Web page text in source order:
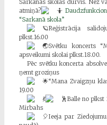
Sarkanās skolas durvis. Nez
atmiņā?
“Sarkanā skola”
Reģistrācija
plkst.16.00
Svētku koncerts
apsveikumi skolai plkst.18.00.
Pēc svētku koncerta
ņemt groziņus
“Mana Zvaigzņu
19.00
Balle no
Mirbahs
Ieeja par